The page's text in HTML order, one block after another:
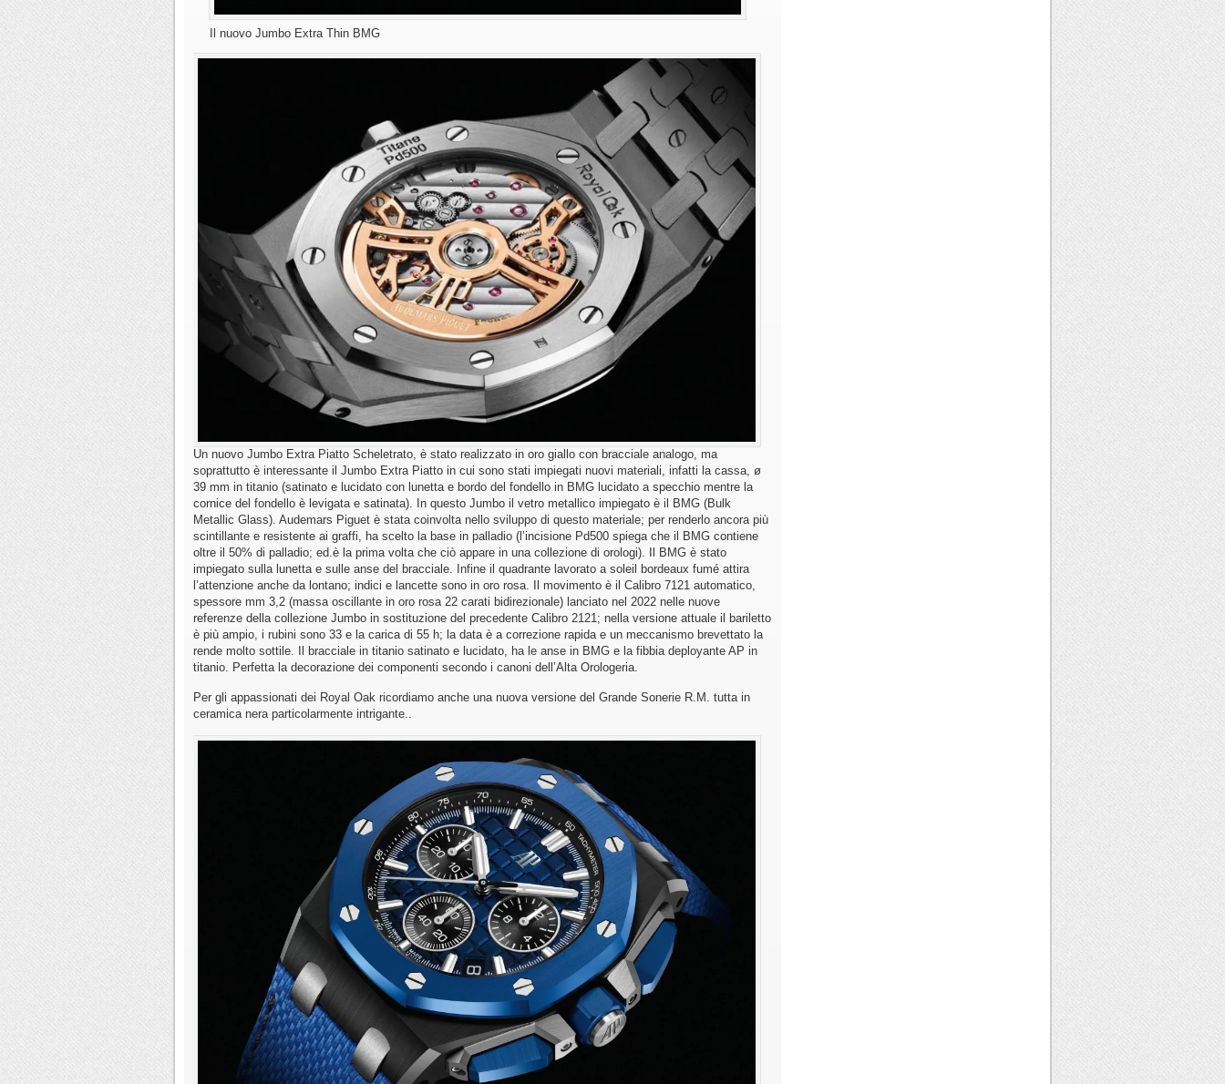
Il nuovo Jumbo Extra Thin BMG
Un nuovo Jumbo Extra Piatto Scheletrato, è stato realizzato in oro giallo con bracciale analogo, ma
soprattutto è interessante il Jumbo Extra Piatto in cui sono stati impiegati nuovi materiali, infatti la cassa, ø
39 mm in titanio (satinato e lucidato con lunetta e bordo del fondello in BMG lucidato a specchio mentre la
cornice del fondello è levigata e satinata). In questo Jumbo il vetro metallico impiegato è il BMG (Bulk
Metallic Glass). Audemars Piguet è stata coinvolta nello sviluppo di questo materiale; per renderlo ancora più
scintillante e resistente ai graffi, ha scelto la base in palladio (l’incisione Pd500 spiega che il BMG contiene
oltre il 50% di palladio; ed.è la prima volta che ciò appare in una collezione di orologi). Il BMG è stato
impiegato sulla lunetta e sulle anse del bracciale. Infine il quadrante lavorato a soleil bordeaux fumé attira
l’attenzione anche da lontano; indici e lancette sono in oro rosa. Il movimento è il Calibro 7121 automatico,
spessore mm 3,2 (massa oscillante in oro rosa 22 carati bidirezionale) lanciato nel 2022 nelle nuove
referenze della collezione Jumbo in sostituzione del precedente Calibro 2121; nella versione attuale il bariletto
è più ampio, i rubini sono 33 e la carica di 55 h; la data è a correzione rapida e un meccanismo brevettato la
rende molto sottile. Il bracciale in titanio satinato e lucidato, ha le anse in BMG e la fibbia deployante AP in
titanio. Perfetta la decorazione dei componenti secondo i canoni dell’Alta Orologeria.
Per gli appassionati dei Royal Oak ricordiamo anche una nuova versione del Grande Sonerie R.M. tutta in
ceramica nera particolarmente intrigante..